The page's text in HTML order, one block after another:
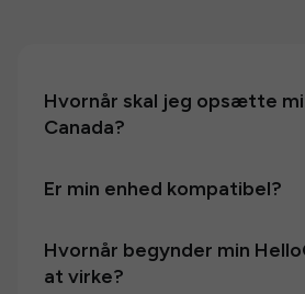
Hvornår skal jeg opsætte
Canada?
Er min enhed kompatibel?
Hvornår begynder min
at virke?